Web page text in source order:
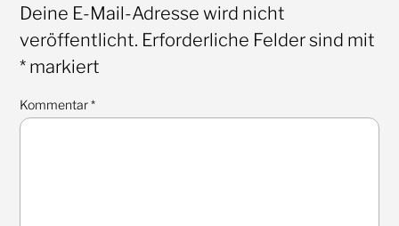
Deine E-Mail-Adresse wird nicht
veröffentlicht. Erforderliche Felder sind mit
*markiert
Kommentar*